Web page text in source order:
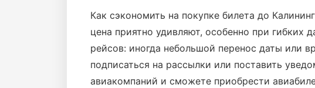
Как сэкономить на покупке билета до
цена приятно удивляют, особенно при гибких
рейсов: иногда небольшой перенос даты или
подписаться на рассылки или поставить
авиакомпаний и сможете приобрести